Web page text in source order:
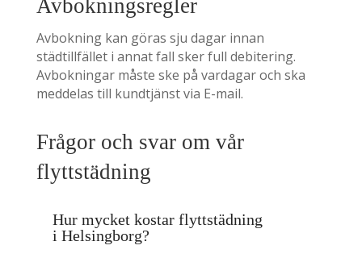
Avbokningsregler
Avbokning kan göras sju dagar innan
städtillfället i annat fall sker full debitering.
Avbokningar måste ske på vardagar och ska
meddelas till kundtjänst via E-mail.
Frågor och svar om vår
flyttstädning
Hur mycket kostar flyttstädning
i Helsingborg?